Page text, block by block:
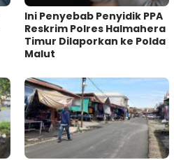
Ini Penyebab Penyidik PPA
Reskrim Polres Halmahera
Timur Dilaporkan ke Polda
Malut